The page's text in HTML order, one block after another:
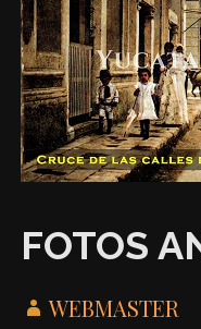
FOTOS
WEBMASTER